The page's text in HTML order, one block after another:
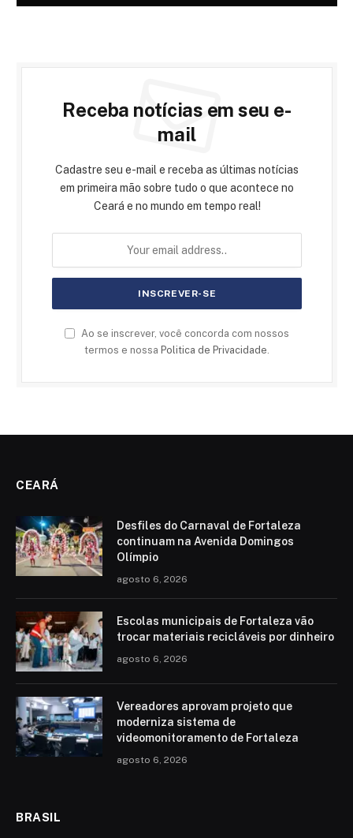
Receba notícias em seu e-
mail
Cadastre seu e-mail e receba as últimas notícias
em primeira mão sobre tudo o que acontece no
Ceará e no mundo em tempo real!
Ao se inscrever, você concorda com nossos
termos e nossa Politica de Privacidade
CEARÁ
Desfiles do Carnaval de Fortaleza
continuam na Avenida Domingos
Olímpio
agosto 6, 2026
Escolas municipais de Fortaleza vão
trocar materiais recicláveis por dinheiro
agosto 6, 2026
Vereadores aprovam projeto que
moderniza sistema de
videomonitoramento de Fortaleza
agosto 6, 2026
BRASIL